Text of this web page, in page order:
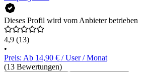
Dieses Profil wird vom Anbieter betrieben
4,9 (13)
•
Preis: Ab 14,90 € / User / Monat
(13 Bewertungen)